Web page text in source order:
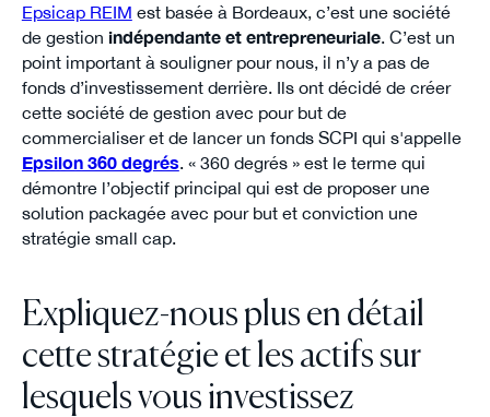
Epsicap REIM est basée à Bordeaux, c’est une société
de gestion indépendante et entrepreneuriale. C’est un
point important à souligner pour nous, il n’y a pas de
fonds d’investissement derrière. Ils ont décidé de créer
cette société de gestion avec pour but de
commercialiser et de lancer un fonds SCPI qui s'appelle
Epsilon 360 degrés. « 360 degrés » est le terme qui
démontre l’objectif principal qui est de proposer une
solution packagée avec pour but et conviction une
stratégie small cap.
Expliquez-nous plus en détail
cette stratégie et les actifs sur
lesquels vous investissez